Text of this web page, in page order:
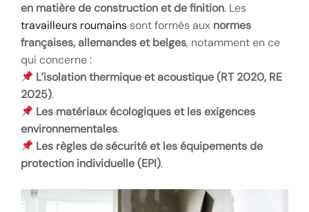
en matière de construction et de finition. Les
travailleurs roumains sont formés aux normes
françaises, allemandes et belges, notamment en ce
qui concerne :
L’isolation thermique et acoustique (RT 2020, RE
2025).
Les matériaux écologiques et les exigences
environnementales.
Les règles de sécurité et les équipements de
protection individuelle (EPI).